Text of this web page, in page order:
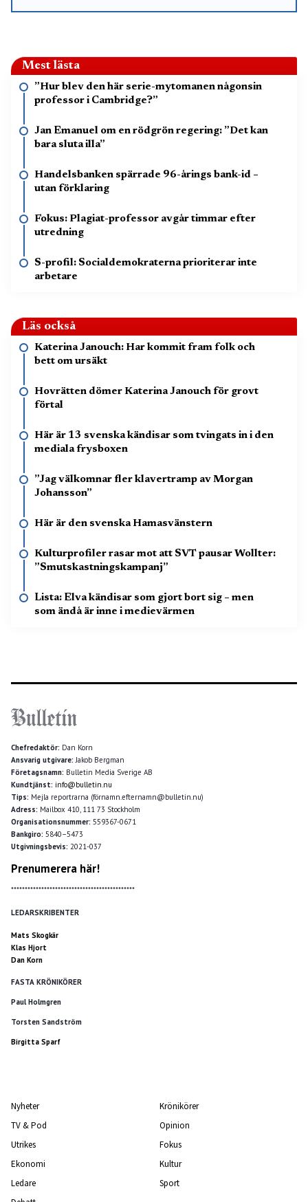
Mest lästa
”Hur blev den här serie-mytomanen någonsin
professor i Cambridge?”
Jan Emanuel om en rödgrön regering: ”Det kan
bara sluta illa”
Handelsbanken spärrade 96-årings bank-id –
utan förklaring
Fokus: Plagiat-professor avgår timmar efter
utredning
S-profil: Socialdemokraterna prioriterar inte
arbetare
Läs också
Katerina Janouch: Har kommit fram folk och
bett om ursäkt
Hovrätten dömer Katerina Janouch för grovt
förtal
Här är 13 svenska kändisar som tvingats in i den
mediala frysboxen
”Jag välkomnar fler klavertramp av Morgan
Johansson”
Här är den svenska Hamasvänstern
Kulturprofiler rasar mot att SVT pausar Wollter:
”Smutskastningskampanj”
Lista: Elva kändisar som gjort bort sig – men
som ändå är inne i medievärmen
Chefredaktör: Dan Korn
Ansvarig utgivare:Jakob Bergman
Företagsnamn: Bulletin Media Sverige AB
Kundtjänst: info@bulletin.nu
Tips: Mejla reportrarna (förnamn.efternamn@bulletin.nu)
Adress: Mailbox 410, 111 73 Stockholm
Organisationsnummer: 559367-0671
Bankgiro: 5840–5473
Utgivningsbevis: 2021-037
Prenumerera här!
*********************************************
LEDARSKRIBENTER
Mats Skogkär
Klas Hjort
Dan Korn
FASTA KRÖNIKÖRER
Paul Holmgren
Torsten Sandström
Birgitta Sparf
Nyheter
TV & Pod
Utrikes
Ekonomi
Ledare
Krönikörer
Opinion
Fokus
Kultur
Sport